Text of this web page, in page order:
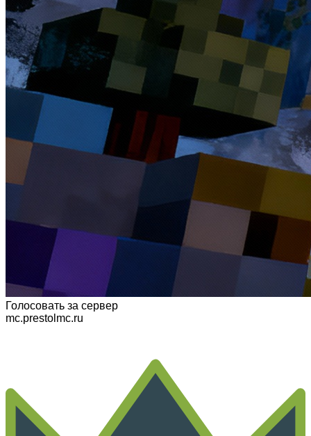
Голосовать за сервер
mc.prestolmc.ru